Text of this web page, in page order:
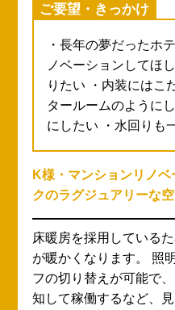
ご要望・きっかけ
・母のために生活動
たい ・冬でも暖かい
性を高めたい ・各部
くして安全に移動で
チンが狭いのでスペ
広島県福山市・S様｜
ォーム「母のために生
たい」
キッチンやお風呂が古
社にご相談くださいま
お母様の2人暮らしで、